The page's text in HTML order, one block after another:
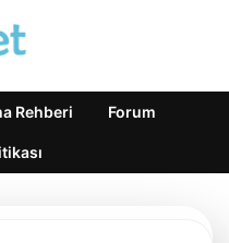
Rehberi Forum